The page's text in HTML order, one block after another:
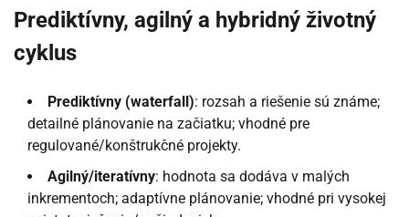
Prediktívny, agilný a hybridný životný
cyklus
Prediktívny (waterfall): rozsah a riešenie sú známe;
detailné plánovanie na začiatku; vhodné pre
regulované/konštrukčné projekty.
Agilný/iteratívny: hodnota sa dodáva v malých
inkrementoch; adaptívne plánovanie; vhodné pri vysokej